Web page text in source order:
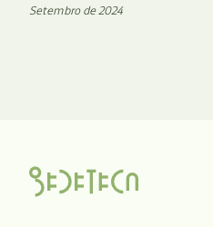
Setembro de 2024